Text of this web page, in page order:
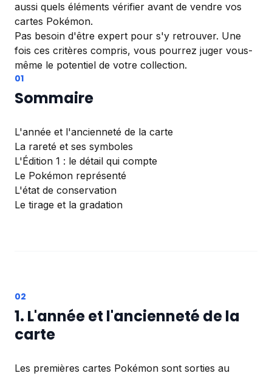
aussi quels éléments vérifier avant de vendre vos
cartes Pokémon.
Pas besoin d'être expert pour s'y retrouver. Une
fois ces critères compris, vous pourrez juger vous-
même le potentiel de votre collection.
Sommaire
L'année et l'ancienneté de la carte
La rareté et ses symboles
L'Édition 1 : le détail qui compte
Le Pokémon représenté
L'état de conservation
Le tirage et la gradation
1. L'année et l'ancienneté de la
carte
Les premières cartes Pokémon sont sorties au